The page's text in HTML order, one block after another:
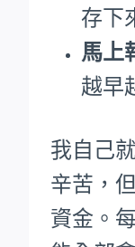
存下
馬上
越早
我自己
辛苦，
資金。